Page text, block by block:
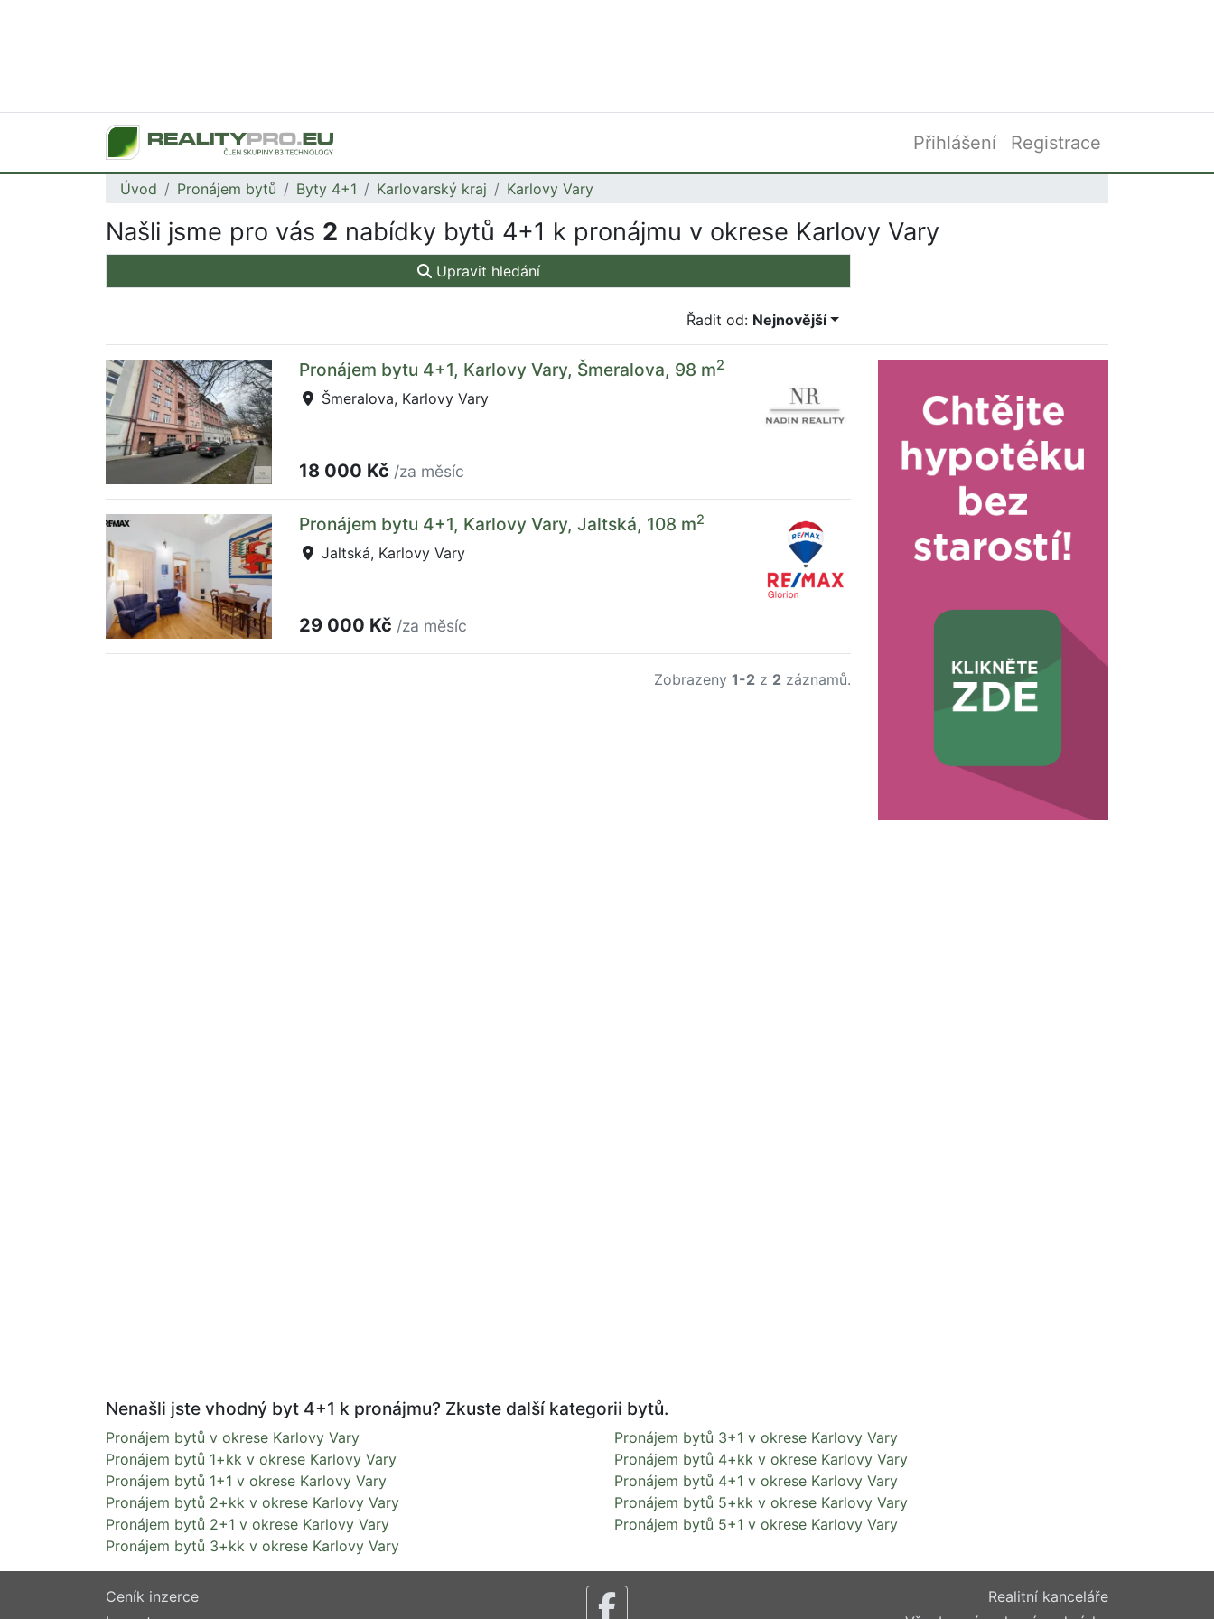
Přihlášení Registrace
Úvod Pronájem bytů Byty 4+1 Karlovarský kraj Karlovy Vary
Našli jsme pro vás 2 nabídky bytů 4+1 k pronájmu v okrese Karlovy Vary
Upravit hledání
Řadit od: Nejnovější
Pronájem bytu 4+1, Karlovy Vary, Šmeralova, 98 m2
Šmeralova, Karlovy Vary
18 000 Kč /za měsíc
Pronájem bytu 4+1, Karlovy Vary, Jaltská, 108 m2
Jaltská, Karlovy Vary
29 000 Kč /za měsíc
Zobrazeny 1-2 z 2 záznamů.
Nenašli jste vhodný byt 4+1 k pronájmu? Zkuste další kategorii bytů.
Pronájem bytů v okrese Karlovy Vary
Pronájem bytů 1+kk v okrese Karlovy Vary
Pronájem bytů 1+1 v okrese Karlovy Vary
Pronájem bytů 2+kk v okrese Karlovy Vary
Pronájem bytů 2+1 v okrese Karlovy Vary
Pronájem bytů 3+kk v okrese Karlovy Vary
Pronájem bytů 3+1 v okrese Karlovy Vary
Pronájem bytů 4+kk v okrese Karlovy Vary
Pronájem bytů 4+1 v okrese Karlovy Vary
Pronájem bytů 5+kk v okrese Karlovy Vary
Pronájem bytů 5+1 v okrese Karlovy Vary
Ceník inzerce
Realitní kanceláře